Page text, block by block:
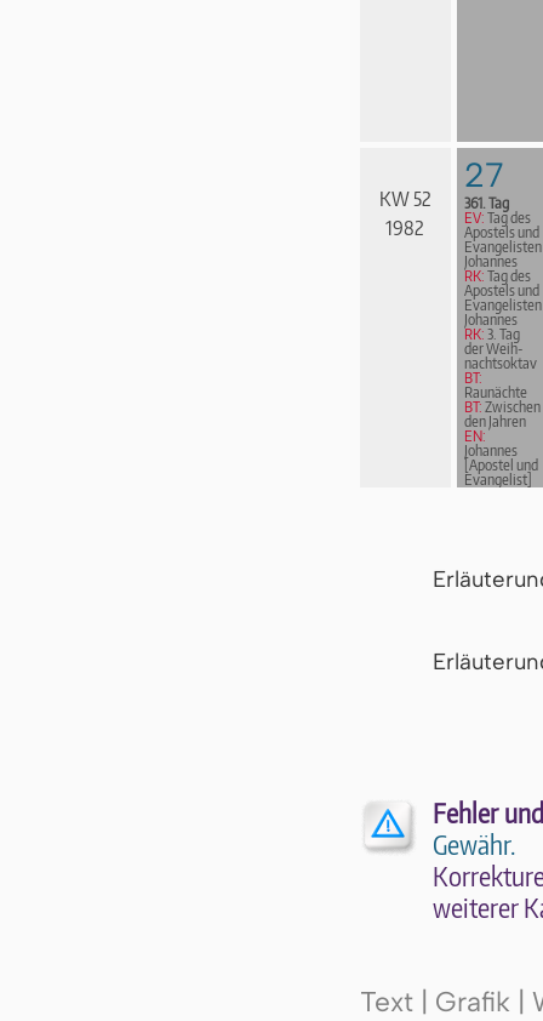
KW 52
1982
27
361. Tag
EV: Tag des
Apostels und
Evangelisten
Johannes
RK: Tag des
Apostels und
Evangelisten
Johannes
RK: 3. Tag
der Weih­
nachts­ok­tav
BT:
Raunächte
BT: Zwischen
den Jahren
EN:
Johannes
[Apostel und
Evangelist]
Fehler
Gewähr.
wei­te­rer
Text | Grafik |